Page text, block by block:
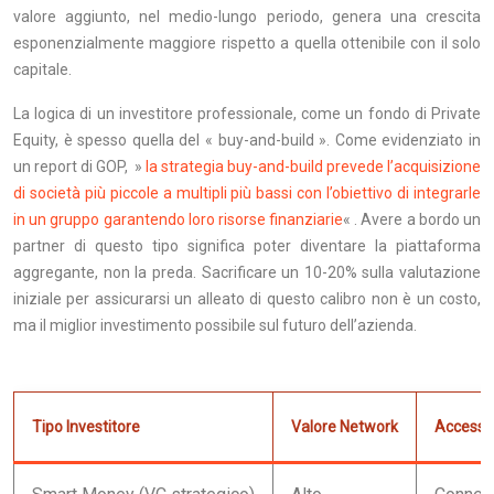
valore aggiunto, nel medio-lungo periodo, genera una crescita
esponenzialmente maggiore rispetto a quella ottenibile con il solo
capitale.
La logica di un investitore professionale, come un fondo di Private
Equity, è spesso quella del « buy-and-build ». Come evidenziato in
un report di GOP, » la strategia buy-and-build prevede l’acquisizione
di società più piccole a multipli più bassi con l’obiettivo di integrarle
in un gruppo garantendo loro risorse finanziarie« . Avere a bordo un
partner di questo tipo significa poter diventare la piattaforma
aggregante, non la preda. Sacrificare un 10-20% sulla valutazione
iniziale per assicurarsi un alleato di questo calibro non è un costo,
ma il miglior investimento possibile sul futuro dell’azienda.
Tipo Investitore Valore Network